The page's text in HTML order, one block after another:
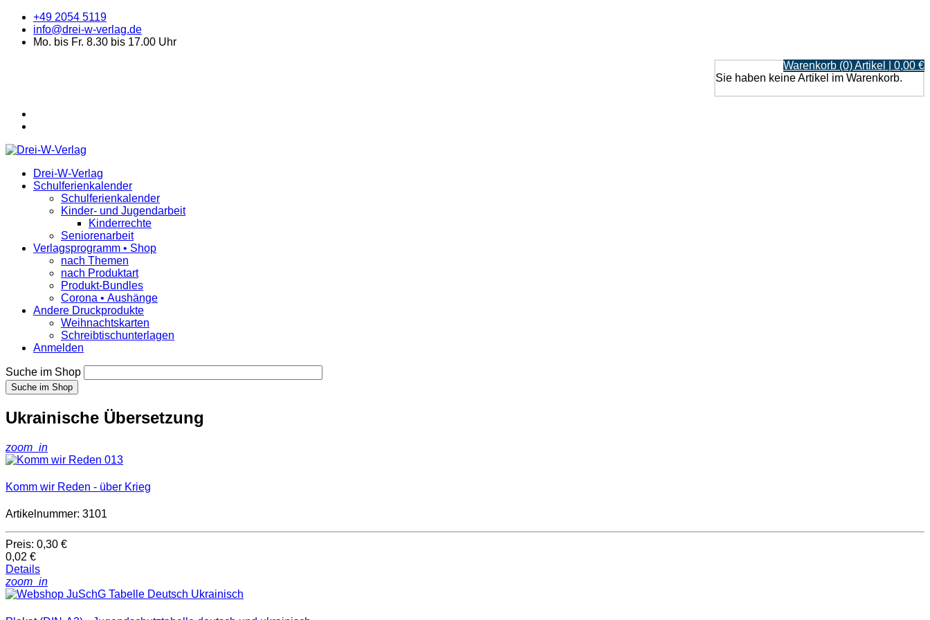
+49 2054 5119
info@drei-w-verlag.de
Mo. bis Fr. 8.30 bis 17.00 Uhr
Warenkorb (0) Artikel | 0,00 €
Sie haben keine Artikel im Warenkorb.
Drei-W-Verlag
Schulferienkalender
Schulferienkalender
Kinder- und Jugendarbeit
Kinderrechte
Seniorenarbeit
Verlagsprogramm • Shop
nach Themen
nach Produktart
Produkt-Bundles
Corona • Aushänge
Andere Druckprodukte
Weihnachtskarten
Schreibtischunterlagen
Anmelden
Suche im Shop
Suche im Shop
Ukrainische Übersetzung
zoom_in
Komm wir Reden - über Krieg
Artikelnummer: 3101
Preis: 0,30 €
0,02 €
Details
zoom_in